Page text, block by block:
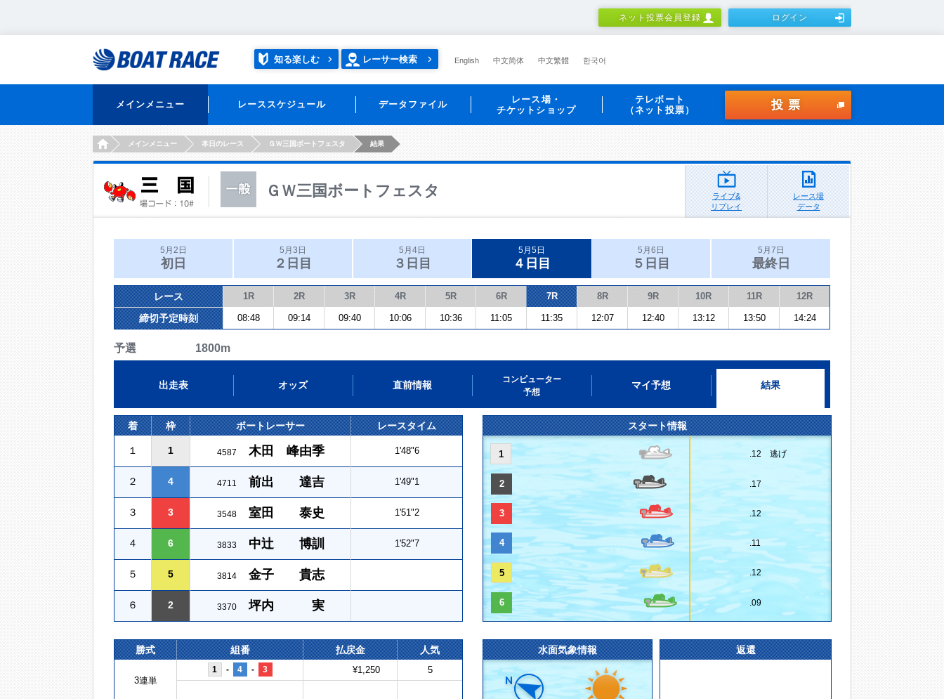
ネット投票会員登録 ログイン
知る楽しむ レーサー検索 English 中文简体 中文繁體 한국어
メインメニュー レーススケジュール データファイル
レース場・
チケットショップ
テレボート
（ネット投票）
投票
HOMEメインメニュー 本日のレース ＧＷ三国ボートフェスタ 結果
ＧＷ三国ボートフェスタ
ライブ&
リプレイ
レース場
データ
5月2日
初日
5月3日
２日目
5月4日
３日目
5月5日
４日目
5月6日
５日目
5月7日
最終日
レース 1R 2R 3R 4R 5R 6R 7R 8R 9R 10R 11R 12R
締切予定時刻 08:48 09:14 09:40 10:06 10:36 11:05 11:35 12:07 12:40 13:12 13:50 14:24
予選 1800m
出走表 オッズ 直前情報
コンピューター
予想
マイ予想 結果
着 枠 ボートレーサー レースタイム
１ 1 4587 木田 峰由季 1'48"6
２ 4 4711 前出 達吉 1'49"1
３ 3 3548 室田 泰史 1'51"2
４ 6 3833 中辻 博訓 1'52"7
５ 5 3814 金子 貴志
６ 2 3370 坪内 実
スタート情報
1 .12 逃げ
2 .17
3 .12
4 .11
5 .12
6 .09
勝式 組番 払戻金 人気
3連単
1 - 4 - 3 ¥1,250 5
水面気象情報 返還